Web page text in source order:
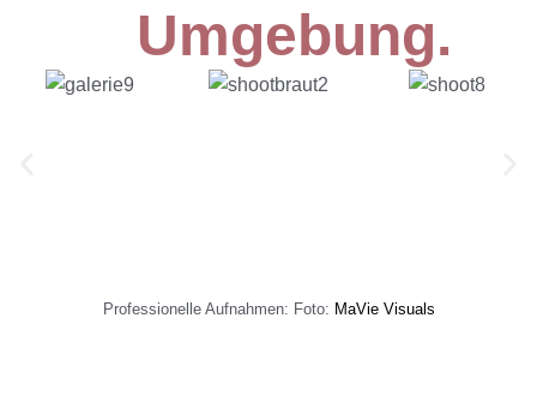
Umgebung.
Professionelle Aufnahmen: Foto: MaVie Visuals